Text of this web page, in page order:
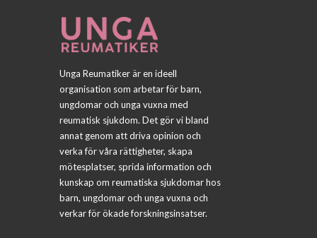
Unga Reumatiker är en ideell
organisation som arbetar för barn,
ungdomar och unga vuxna med
reumatisk sjukdom. Det gör vi bland
annat genom att driva opinion och
verka för våra rättigheter, skapa
mötesplatser, sprida information och
kunskap om reumatiska sjukdomar hos
barn, ungdomar och unga vuxna och
verkar för ökade forskningsinsatser.